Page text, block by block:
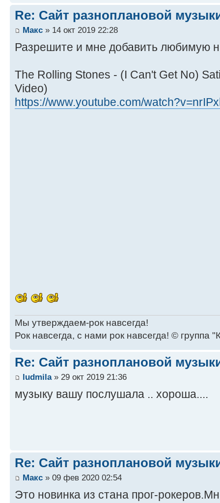
Re: Сайт разноплановой
Макс » 14 окт 2019 22:28
Разрешите и мне добавить любимую
The Rolling Stones - (I Can't Get No)
Video)
https://www.youtube.com/
Мы утверждаем-рок навсегда!
Рок навсегда, с нами рок навсегда! © группа
Re: Сайт разноплановой
ludmila» 29 окт 2019 21:36
музыку вашу послушала .. хороша....
Re: Сайт разноплановой
Макс » 09 фев 2020 02:54
Это новинка из стана прог-